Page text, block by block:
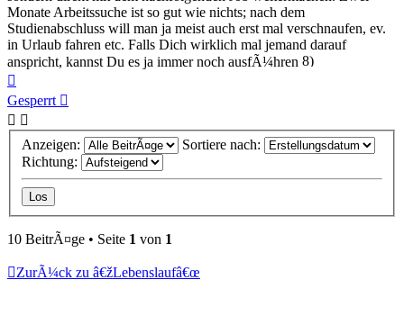
Monate Arbeitssuche ist so gut wie nichts; nach dem
Studienabschluss will man ja meist auch erst mal verschnaufen, ev.
in Urlaub fahren etc. Falls Dich wirklich mal jemand darauf
anspricht, kannst Du es ja immer noch ausfÃ¼hren
oben
Gesperrt
Anzeigen:
Sortiere nach:
Richtung:
10 BeitrÃ¤ge • Seite 1 von 1
ZurÃ¼ck zu â€žLebenslaufâ€œ